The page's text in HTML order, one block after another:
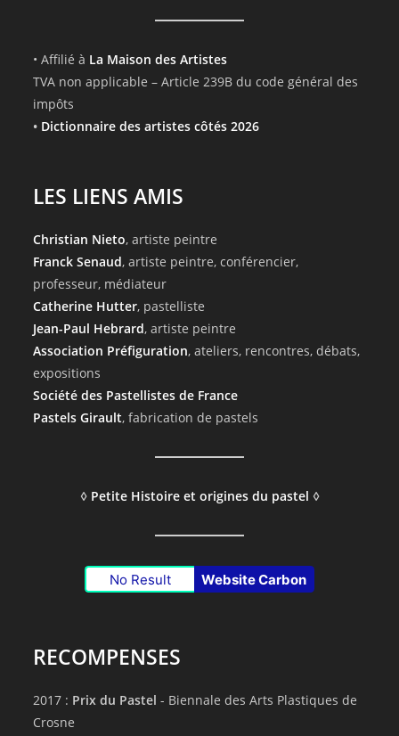
• Affilié à La Maison des Artistes
TVA non applicable – Article 239B du code général des
impôts
• Dictionnaire des artistes côtés 2026
LES LIENS AMIS
Christian Nieto, artiste peintre
Franck Senaud, artiste peintre, conférencier,
professeur, médiateur
Catherine Hutter, pastelliste
Jean-Paul Hebrard, artiste peintre
Association Préfiguration, ateliers, rencontres, débats,
expositions
Société des Pastellistes de France
Pastels Girault, fabrication de pastels
◊ Petite Histoire et origines du pastel ◊
No Result Website Carbon
RECOMPENSES
2017 : Prix du Pastel - Biennale des Arts Plastiques de
Crosne